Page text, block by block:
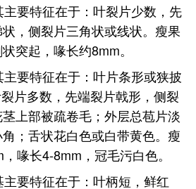
要特征在于：叶裂片少数，先
，侧裂片三角状或线状。瘦果
突起，喙长约8mm。
要特征在于：叶片条形或狭披
片多数，先端裂片戟形，侧裂
上部被疏卷毛；外层总苞片淡
；舌状花白色或白带黄色。瘦
喙长4-8mm，冠毛污白色。
要特征在于：叶柄短，鲜红